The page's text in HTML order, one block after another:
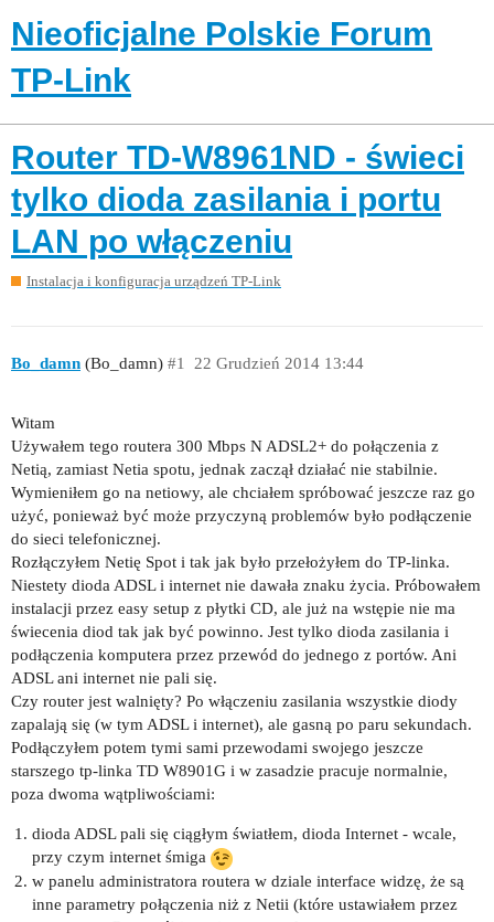
Nieoficjalne Polskie Forum
TP-Link
Router TD-W8961ND - świeci
tylko dioda zasilania i portu
LAN po włączeniu
Instalacja i konfiguracja urządzeń TP-Link
Bo_damn (Bo_damn) 22 Grudzień 2014 13:44
#1
Witam
Używałem tego routera 300 Mbps N ADSL2+ do połączenia z
Netią, zamiast Netia spotu, jednak zaczął działać nie stabilnie.
Wymieniłem go na netiowy, ale chciałem spróbować jeszcze raz go
użyć, ponieważ być może przyczyną problemów było podłączenie
do sieci telefonicznej.
Rozłączyłem Netię Spot i tak jak było przełożyłem do TP-linka.
Niestety dioda ADSL i internet nie dawała znaku życia. Próbowałem
instalacji przez easy setup z płytki CD, ale już na wstępie nie ma
świecenia diod tak jak być powinno. Jest tylko dioda zasilania i
podłączenia komputera przez przewód do jednego z portów. Ani
ADSL ani internet nie pali się.
Czy router jest walnięty? Po włączeniu zasilania wszystkie diody
zapalają się (w tym ADSL i internet), ale gasną po paru sekundach.
Podłączyłem potem tymi sami przewodami swojego jeszcze
starszego tp-linka TD W8901G i w zasadzie pracuje normalnie,
poza dwoma wątpliwościami:
dioda ADSL pali się ciągłym światłem, dioda Internet - wcale,
przy czym internet śmiga
w panelu administratora routera w dziale interface widzę, że są
inne parametry połączenia niż z Netii (które ustawiałem przez